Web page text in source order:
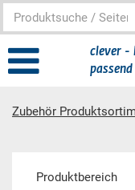
clever -
passend
Zubehör
Produktbereich